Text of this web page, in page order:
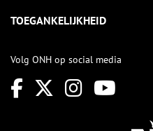
TOEGANKELIJKHEID
Volg ONH op social media